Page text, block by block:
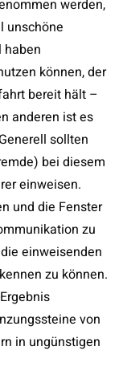
werden,
unschöne
haben
können, der
bereit hält –
anderen ist es
sollten
bei diesem
einweisen.
und die Fenster
zu
einweisenden
zu können.
von
in ungünstigen